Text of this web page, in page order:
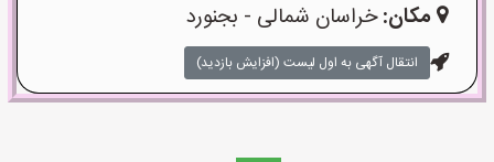
مکان:خراسان شمالی - بجنورد
انتقال آگهی به اول لیست (افزایش بازدید)